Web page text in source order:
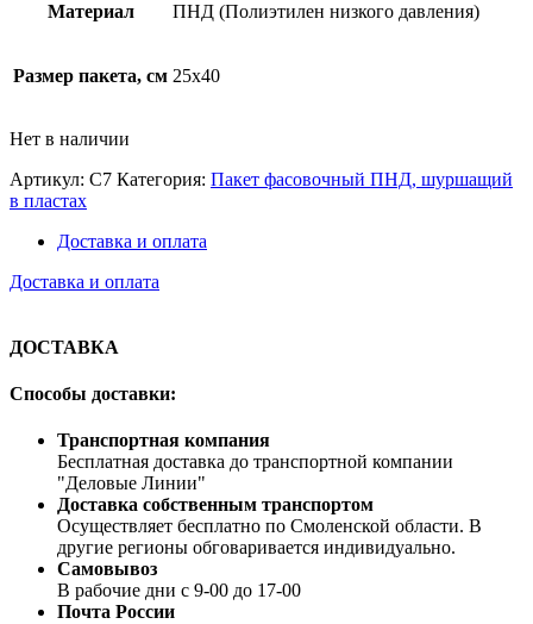
Материал ПНД (Полиэтилен низкого давления)
Размер пакета, см 25х40
Нет в наличии
Артикул: С7 Категория: Пакет фасовочный ПНД, шуршащий
в пластах
Доставка и оплата
Доставка и оплата
ДОСТАВКА
Способы доставки:
Транспортная компания
Бесплатная доставка до транспортной компании
"Деловые Линии"
Доставка собственным транспортом
Осуществляет бесплатно по Смоленской области. В
другие регионы обговаривается индивидуально.
Самовывоз
В рабочие дни с 9-00 до 17-00
Почта России